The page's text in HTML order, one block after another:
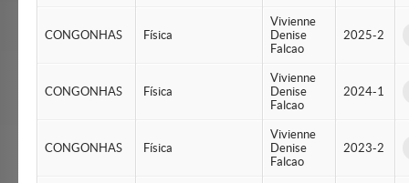
CONGONHAS Física
Vivienne
Denise
Falcao
2025-2
CONGONHAS Física
Vivienne
Denise
Falcao
2024-1
CONGONHAS Física
Vivienne
Denise
Falcao
2023-2